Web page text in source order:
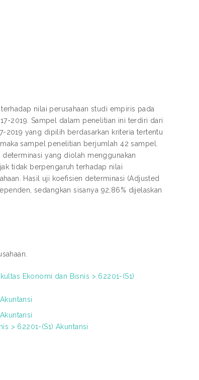
nilai perusahaan studi empiris pada
2019. Sampel dalam penelitian ini terdiri dari
2019 yang dipilih berdasarkan kriteria tertentu
sampel penelitian berjumlah 42 sampel.
yang diolah menggunakan
tidak berpengaruh terhadap nilai
Hasil uji koefisien determinasi (Adjusted
sedangkan sisanya 92,86% dijelaskan
Ekonomi dan Bisnis > 62201-(S1)
> 62201-(S1) Akuntansi